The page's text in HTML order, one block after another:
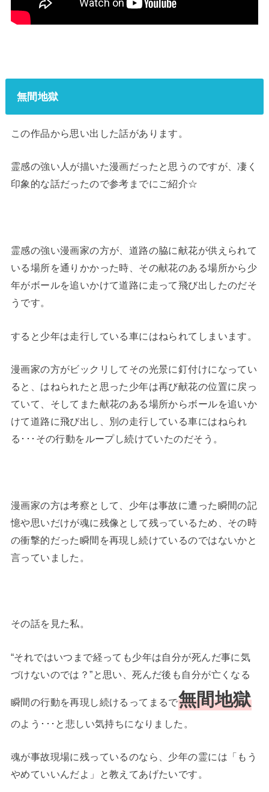
無間地獄
この作品から思い出した話があります。
霊感の強い人が描いた漫画だったと思うのですが、凄く
印象的な話だったので参考までにご紹介☆
霊感の強い漫画家の方が、道路の脇に献花が供えられて
いる場所を通りかかった時、その献花のある場所から少
年がボールを追いかけて道路に走って飛び出したのだそ
うです。
すると少年は走行している車にはねられてしまいます。
漫画家の方がビックリしてその光景に釘付けになってい
ると、はねられたと思った少年は再び献花の位置に戻っ
ていて、そしてまた献花のある場所からボールを追いか
けて道路に飛び出し、別の走行している車にはねられ
る･･･その行動をループし続けていたのだそう。
漫画家の方は考察として、少年は事故に遭った瞬間の記
憶や思いだけが魂に残像として残っているため、その時
の衝撃的だった瞬間を再現し続けているのではないかと
言っていました。
その話を見た私。
“それではいつまで経っても少年は自分が死んだ事に気
づけないのでは？”と思い、死んだ後も自分が亡くなる
瞬間の行動を再現し続けるってまるで無間地獄
のよう･･･と悲しい気持ちになりました。
魂が事故現場に残っているのなら、少年の霊には「もう
やめていいんだよ」と教えてあげたいです。